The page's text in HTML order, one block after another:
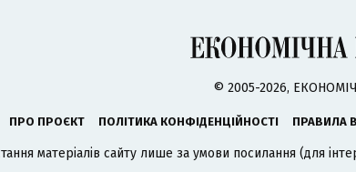
© 2005-2026,
ПРО ПРОЄКТ ПОЛІТИКА КОНФІДЕНЦІЙНОСТІ ПРАВИЛА
матеріалів сайту лише за умови посилання (для